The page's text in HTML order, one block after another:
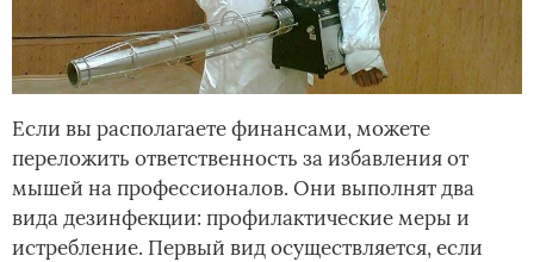
Если вы располагаете финансами, можете
переложить ответственность за избавления от
мышей на профессионалов. Они выполнят два
вида дезинфекции: профилактические меры и
истребление. Первый вид осуществляется, если